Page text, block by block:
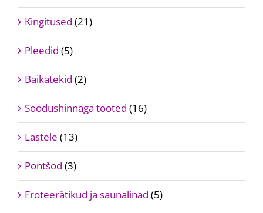
Kingitused (21)
Pleedid (5)
Baikatekid (2)
Soodushinnaga tooted (16)
Lastele (13)
Pontšod (3)
Froteerätikud ja saunalinad (5)